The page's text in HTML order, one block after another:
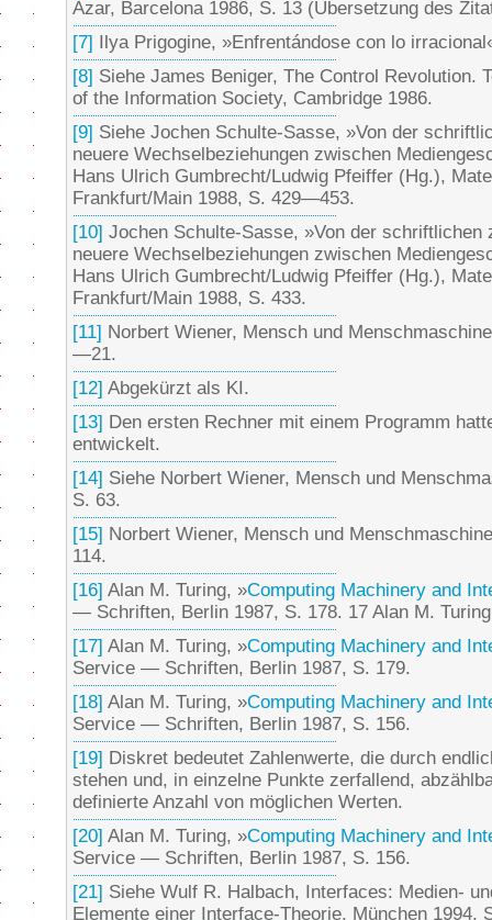
Azar, Barcelona 1986, S. 13 (Übersetzung des
[7] Ilya Prigogine, »Enfrentándose con lo
[8] Siehe James Beniger, The Control Revolution.
of the Information Society, Cambridge 1986.
[9] Siehe Jochen Schulte-Sasse, »Von der
neuere Wechselbeziehungen zwischen
Hans Ulrich Gumbrecht/Ludwig Pfeiffer (Hg.),
Frankfurt/Main 1988, S. 429—453.
[10] Jochen Schulte-Sasse, »Von der
neuere Wechselbeziehungen zwischen
Hans Ulrich Gumbrecht/Ludwig Pfeiffer (Hg.),
Frankfurt/Main 1988, S. 433.
[11] Norbert Wiener, Mensch und
—21.
[12] Abgekürzt als KI.
[13] Den ersten Rechner mit einem Programm
entwickelt.
[14] Siehe Norbert Wiener, Mensch und
S. 63.
[15] Norbert Wiener, Mensch und
114.
[16] Alan M. Turing, »Computing Machinery and
— Schriften, Berlin 1987, S. 178. 17 Alan M.
[17] Alan M. Turing, »Computing Machinery and
Service — Schriften, Berlin 1987, S. 179.
[18] Alan M. Turing, »Computing Machinery and
Service — Schriften, Berlin 1987, S. 156.
[19] Diskret bedeutet Zahlenwerte, die durch
stehen und, in einzelne Punkte zerfallend,
definierte Anzahl von möglichen Werten.
[20] Alan M. Turing, »Computing Machinery and
Service — Schriften, Berlin 1987, S. 156.
[21] Siehe Wulf R. Halbach, Interfaces: Medien-
Elemente einer Interface-Theorie, München 1994,